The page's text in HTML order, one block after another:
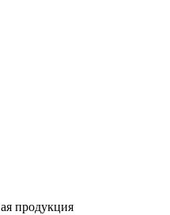
продукция